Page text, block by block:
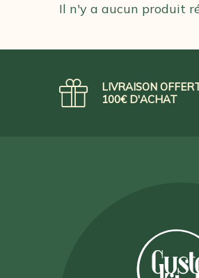
Il n'y a aucun produit
LIVRAISON
100€ D'ACHAT